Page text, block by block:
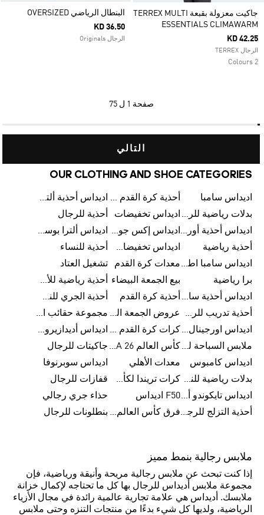
جاكيت معزولة بقبعة TERREX MULTI
ESSENTIALS CLIMAWARM
KD 42.25
الرجال TERREX
2 Colours
البنطال الرياضي OVERSIZED
KD 36.50
الرجال Originals
صفحة 1 ل 75
التالي
OUR CLOTHING AND SHOE CATEGORIES
اديداس سامبا أحذية كرة القدم للرجال
اديداس أحذية ألترا بوست للرجال
بدلات رياضية للرجال اديداس تخفيضات
أحذية للرجال
اديداس أحذية أورجينالز
اديداس إكس جود بيلينغهام
اديداس ألترا بوست
أحذية رياضية
اديداس تخفيضات للأطفال
أحذية للنساء
اديداس سامبا اطفالمعدات كرة القدم
تشغيل العتاد
برا رياضية
بيع الجمعة البيضاء
أحذية رياضية للأطفال
اديداس أحذية سامبا للنساء أحذية كرة القدم
أحذية الجري للنساء
أحذية تدريب للرجال
عروض الجمعة البيضاء للرجال
مجموعة حقائب الظهر
اديداس اورجينال ملابس
كرات كرة القدم للرجال
اديداس أديدازيرو معدات الجري
ملابس السباحة للرجال
كأس العالم FIFA 26™ جاكيتات للرجال
اديداس كامبوس
معدات الأهلي
اديداس سوبرنوفا
بدلات رياضية للنساء
كرات تريندا لكأس العالم FIFA 26™
قفازات للرجال
اديداس تايكوندو أورجنالزF50 اديداس
حذاء جري رجالي
أحذية التزلج للرجال
فرق كأس العالم FIFA 26™ بنطلونات للرجال
ملابس رجالية بنمط مميز
إذا كنت تبحث عن ملابس رجالية مريحة وأنيقة ورياضية، فإن
مجموعة ملابس أديداس للرجال بها كل ما تحتاجه لإكمال خزانة
ملابسك. أديداس هي علامة تجارية عالمية رائدة في مجال الأزياء
الرياضية، ولديها كل شيء بدءًا من منتجات التنزه وحتى ملابس